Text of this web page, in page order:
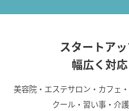
スタートア
幅広く対
美容院・エステサロン・カフェ
クール・習い事・介